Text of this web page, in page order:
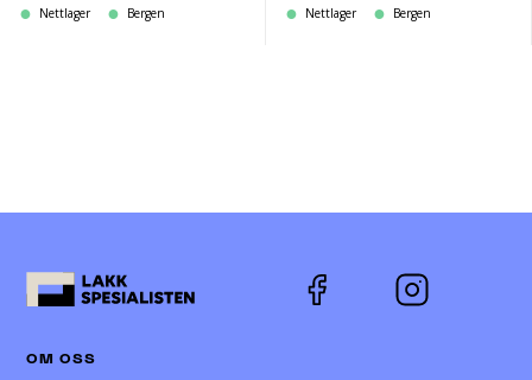
Nettlager Bergen Nettlager Bergen
OM OSS